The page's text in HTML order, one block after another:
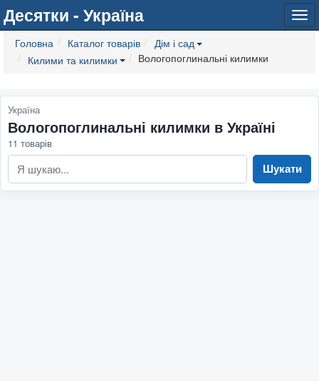
Десятки - Україна
Головна Каталог товарів
Дім і сад
Килими та килимки
Вологопоглинальні килимки
Україна
Вологопоглинальні килимки в Україні
11 товарів
Шукати